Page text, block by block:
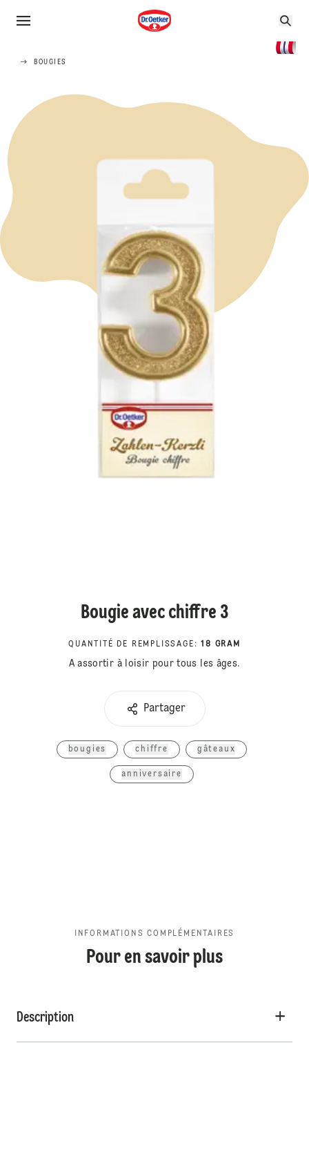
BOUGIES
Bougie avec chiffre 3
QUANTITÉ DE REMPLISSAGE : 18 GRAM
A assortir à loisir pour tous les âges.
Partager
bougies chiffre gâteaux
anniversaire
INFORMATIONS COMPLÉMENTAIRES
Pour en savoir plus
Description